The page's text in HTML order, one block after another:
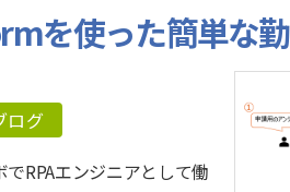
を使った簡単な
ログ
RPAエンジニアとして働